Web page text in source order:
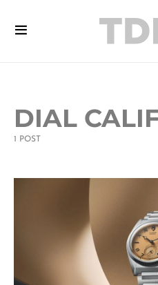
DIAL
1 POST